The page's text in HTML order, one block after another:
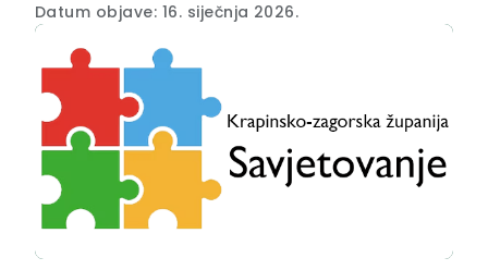
Datum objave: 16. siječnja 2026.